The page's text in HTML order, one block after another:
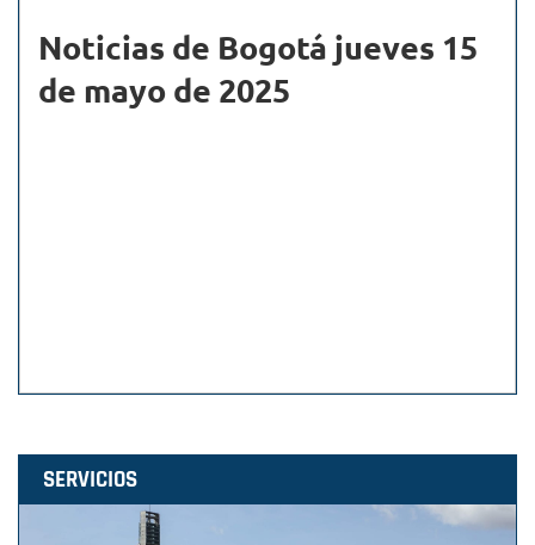
Noticias de Bogotá jueves 15
de mayo de 2025
SERVICIOS